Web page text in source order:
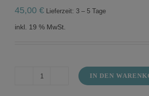
45,00 € Lieferzeit: 3 – 5 Tage
inkl. 19 % MwSt.
Halskette
IN DEN